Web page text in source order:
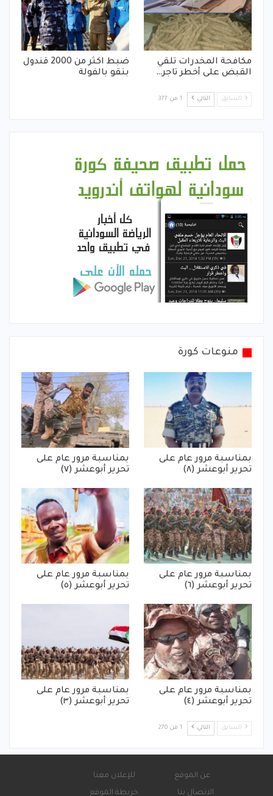
مكافحة المخدرات تلقي
القبض على أخطر تاجر…
ضبط اكثر من 2000 قندول
بنقو بالفولة
السابق التالي 1 من 377
منوعات كورة
بمناسبة مرور عام على
تحرير أبوعشر (٨)
بمناسبة مرور عام على
تحرير أبوعشر (٧)
بمناسبة مرور عام على
تحرير أبوعشر (٦)
بمناسبة مرور عام على
تحرير أبوعشر (٥)
بمناسبة مرور عام على
تحرير أبوعشر (٤)
بمناسبة مرور عام على
تحرير أبوعشر (٣)
السابق التالي 1 من 270
عن الموقع
للإعلان معنا
الاتصال بنا
خريطة الموقع